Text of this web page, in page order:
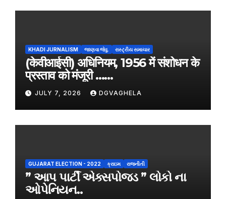
KHADI JURNALISM જાણવા જેવુ. રાસ્ટ્રીય સમાચાર
(केवीआईसी) अधिनियम, 1956 में संशोधन के
प्रस्ताव को मंजूरी ……
JULY 7, 2026 DGVAGHELA
GUJARAT ELECTION - 2022 ક્રાઇમ રાજનીતી
” આપ પાર્ટી એક્સપોજડ ” લોકો ના
ઓપેનિયન..